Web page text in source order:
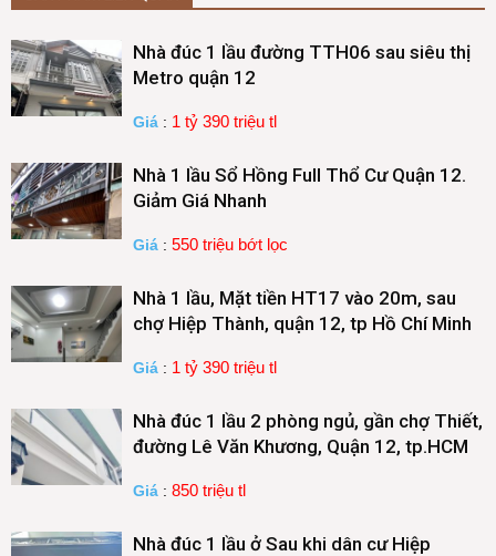
Nhà đúc 1 lầu đường TTH06 sau siêu thị
Metro quận 12
Giá : 1 tỷ 390 triệu tl
Nhà 1 lầu Sổ Hồng Full Thổ Cư Quận 12.
Giảm Giá Nhanh
Giá : 550 triệu bớt lọc
Nhà 1 lầu, Mặt tiền HT17 vào 20m, sau
chợ Hiệp Thành, quận 12, tp Hồ Chí Minh
Giá : 1 tỷ 390 triệu tl
Nhà đúc 1 lầu 2 phòng ngủ, gần chợ Thiết,
đường Lê Văn Khương, Quận 12, tp.HCM
Giá : 850 triệu tl
Nhà đúc 1 lầu ở Sau khi dân cư Hiệp